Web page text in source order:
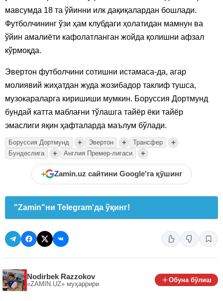
мавсумда 18 та ўйинни илк дақиқалардан бошлади.
Футболчининг ўзи ҳам клубдаги ҳолатидан мамнун ва
ўйин амалиёти кафолатланган жойда қолишни афзал
кўрмоқда.
Эвертон футболчини сотишни истамаса-да, агар
молиявий жиҳатдан жуда жозибадор таклиф тушса,
музокараларга киришиши мумкин. Боруссия Дортмунд
бундай катта маблағни тўлашга тайёр ёки тайёр
эмаслиги яқин ҳафталарда маълум бўлади.
Боруссия Дортмунд + Эвертон + Трансфер +
Бундеслига + Англия Премер-лигаси +
+ Zamin.uz сайтини Google'га қўшинг
"Zamin"ни Telegram'да ўқинг!
Nodirbek Razzokov
«ZAMIN.UZ» муҳаррири
Обуна бўлиш